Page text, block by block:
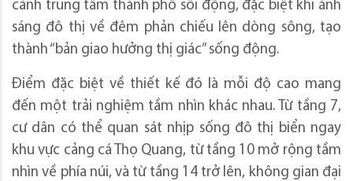
cảnh trung tâm thành phố sôi động, đặc biệt khi ánh
sáng đô thị về đêm phản chiếu lên dòng sông, tạo
thành “bản giao hưởng thị giác” sống động.
Điểm đặc biệt về thiết kế đó là mỗi độ cao mang
đến một trải nghiệm tầm nhìn khác nhau. Từ tầng 7,
cư dân có thể quan sát nhịp sống đô thị biển ngay
khu vực cảng cá Thọ Quang, từ tầng 10 mở rộng tầm
nhìn về phía núi, và từ tầng 14 trở lên, không gian đại